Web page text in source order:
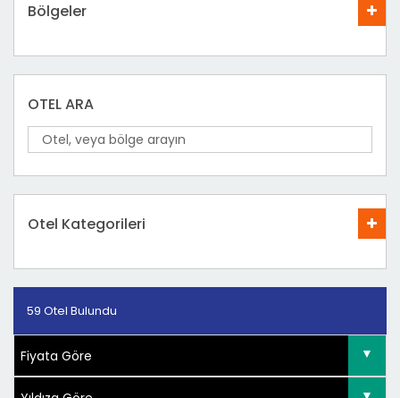
Bölgeler
OTEL ARA
Otel Kategorileri
59 Otel Bulundu